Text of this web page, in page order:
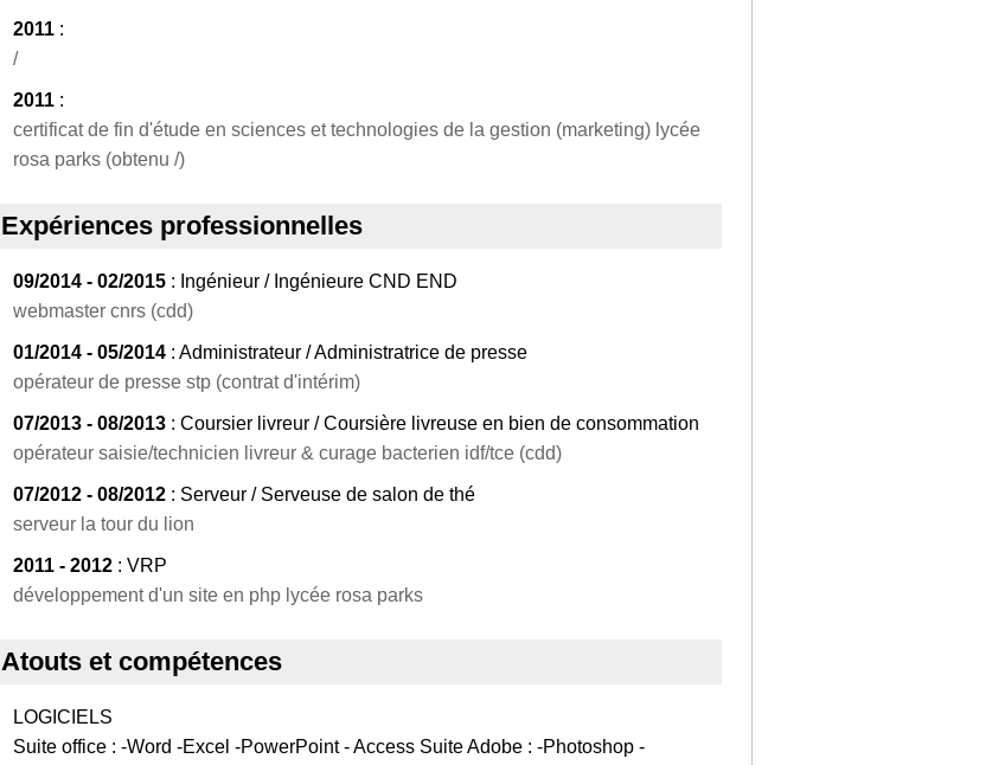
2011 :
/
2011 :
certificat de fin d'étude en sciences et technologies de la gestion (marketing) lycée
rosa parks (obtenu /)
Expériences professionnelles
09/2014 - 02/2015 : Ingénieur / Ingénieure CND END
webmaster cnrs (cdd)
01/2014 - 05/2014 : Administrateur / Administratrice de presse
opérateur de presse stp (contrat d'intérim)
07/2013 - 08/2013 : Coursier livreur / Coursière livreuse en bien de consommation
opérateur saisie/technicien livreur & curage bacterien idf/tce (cdd)
07/2012 - 08/2012 : Serveur / Serveuse de salon de thé
serveur la tour du lion
2011 - 2012 : VRP
développement d'un site en php lycée rosa parks
Atouts et compétences
LOGICIELS
Suite office : -Word -Excel -PowerPoint - Access Suite Adobe : -Photoshop -